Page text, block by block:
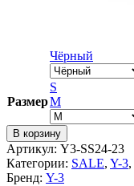
Чёрный
Размер
S
M
В корзину
Артикул: Y3-SS24-23
Категории: SALE, Y-3,
Бренд: Y-3